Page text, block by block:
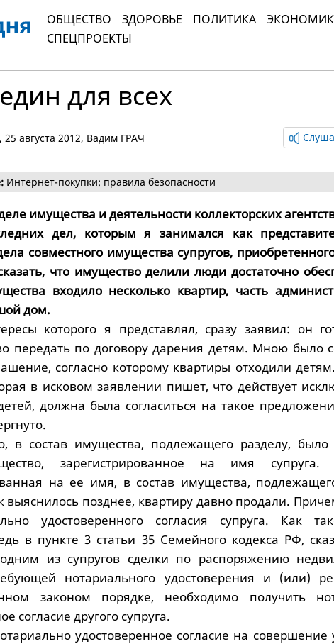
ОБЩЕСТВО ЗДОРОВЬЕ ПОЛИТИКА
СПЕЦПРОЕКТЫ
для всех
25 августа 2012, Вадим ГРАЧ
Интернет-покупки: правила безопасности
имущества и деятельности коллекторских
дел, которым я занимался как
совместного имущества супругов,
что имущество делили люди достаточно
входило несколько квартир, часть
дом.
которого я представлял, сразу заявил: он
передать по договору дарения детям. Мною было
согласно которому квартиры отходили
в исковом заявлении пишет, что действует
должна была согласиться на такое
в состав имущества, подлежащего разделу,
зарегистрированное на имя супруга.
на ее имя, в состав имущества,
выяснилось позднее, квартиру давно продали.
удостоверенного согласия супруга. Как
в пункте 3 статьи 35 Семейного кодекса РФ,
из супругов сделки по распоряжению
нотариального удостоверения и (или)
законом порядке, необходимо получить
согласие другого супруга.
удостоверенное согласие на совершение